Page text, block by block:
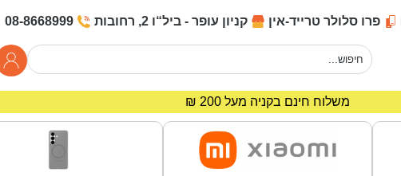
פרו סלולר טרייד-אין קניון עופר - ביל“ו 2, רחובות 08-8668999
משלוח חינם בקניה מעל 200 ₪
מחירים מיוחדים לרוכשים באתר!